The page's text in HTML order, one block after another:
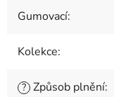
Gumovací:
Kolekce:
? Způsob plnění: